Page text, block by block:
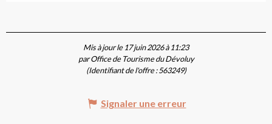
Mis à jour le 17 juin 2026 à 11:23
par Office de Tourisme du Dévoluy
(Identifiant de l'offre :563249)
Signaler une erreur